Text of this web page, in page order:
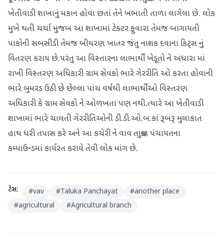
ખેતીવાડી શાખાનું મકાન હોવા છતાં તેને ખભાતી તાળા લાગેલા છે. લોક
મુખે થતી ચર્ચા મુજબ આ શાખામાં ટેક્ટર ફુવારા તેમજ બાગાયતી
પાકોની સબસીડી તેમજ બીયરણ ખાતર જંતુ નાશક દવાના કિટ્સ નું
વિતરણ કરાય છે.પરંતુ આ વિસ્તારના લાભાર્થી ખેડૂતો ને અંધારા માં
રાખી વિસ્તરણ અધિકારી ગ્રામ સેવકો ભારે ગેરરીતિ ઓ કરતા હોવાની
ભારે બુમરડ ઉઠી છે છેલ્લા પાંચ વર્ષથી લાભાર્થીઓ વિસ્તરણ
અધિકારી કે ગ્રામ સેવકો ને ઓળખતા પણ નથી.ત્યારે આ ખેતીવાડી
શાખામાં ભારે ચાલતી ગેરરીતિઓની ડી.ડી.ઓ.બ.કાં રૂબરૂ મુલાકાત
હાથ ધરી તપાસ કરે અને આ કચેરી ને વાવ તાલુકા પંચાયતના
કમ્પાઉન્ડમાં કાર્યરત કરાવે તેવી લોક માંગ છે.
ટેગ્સ: #vav #Taluka Panchayat #another place
#agricultural #Agricultural branch